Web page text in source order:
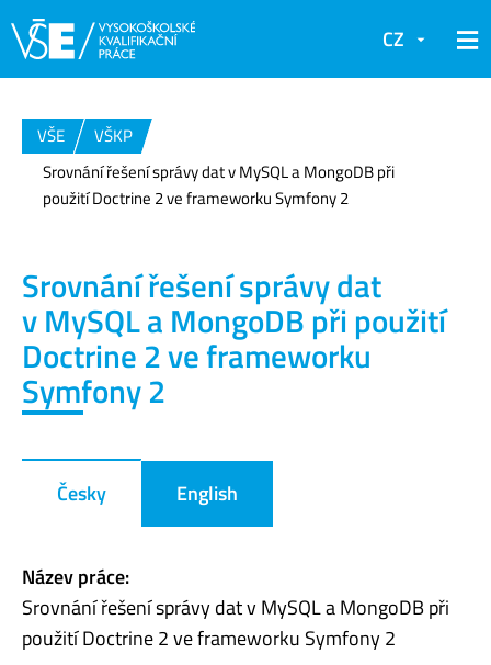
CZ
VŠE
VŠKP
Srovnání řešení správy dat v MySQL a MongoDB při
použití Doctrine 2 ve frameworku Symfony 2
Srovnání řešení správy dat
v MySQL a MongoDB při použití
Doctrine 2 ve frameworku
Symfony 2
Česky English
Název práce:
Srovnání řešení správy dat v MySQL a MongoDB při
použití Doctrine 2 ve frameworku Symfony 2